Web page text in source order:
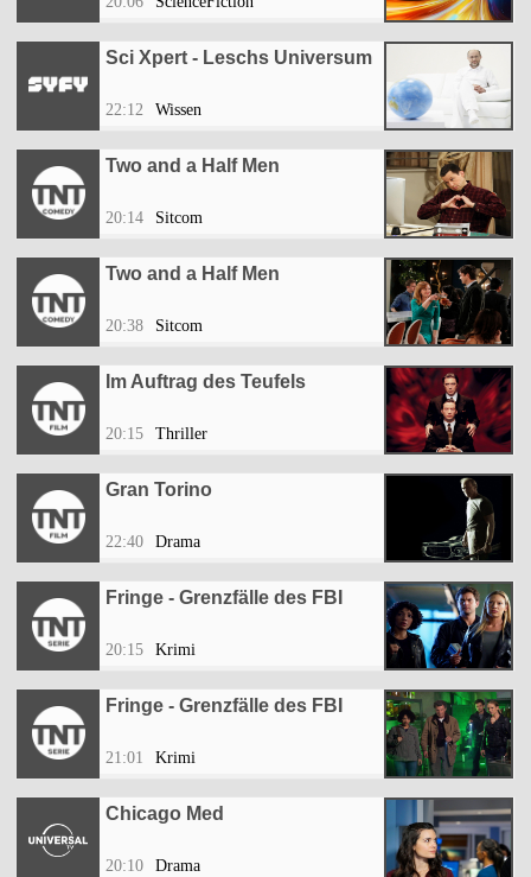
Sci Xpert - Leschs Universum
22:12 Wissen
Two and a Half Men
20:14 Sitcom
Two and a Half Men
20:38 Sitcom
Im Auftrag des Teufels
20:15 Thriller
Gran Torino
22:40 Drama
Fringe - Grenzfälle des FBI
20:15 Krimi
Fringe - Grenzfälle des FBI
21:01 Krimi
Chicago Med
20:10 Drama